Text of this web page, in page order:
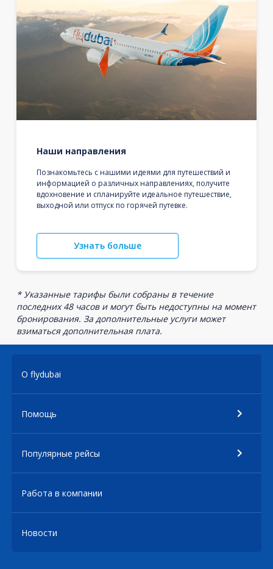
Наши направления
Познакомьтесь с нашими идеями для путешествий и
информацией о различных направлениях, получите
вдохновение и спланируйте идеальное путешествие,
выходной или отпуск по горячей путевке.
Узнать больше
* Указанные тарифы были собраны в течение
последних 48 часов и могут быть недоступны на момент
бронирования. За дополнительные услуги может
взиматься дополнительная плата.
О flydubai
Помощь
Популярные рейсы
Работа в компании
Новости